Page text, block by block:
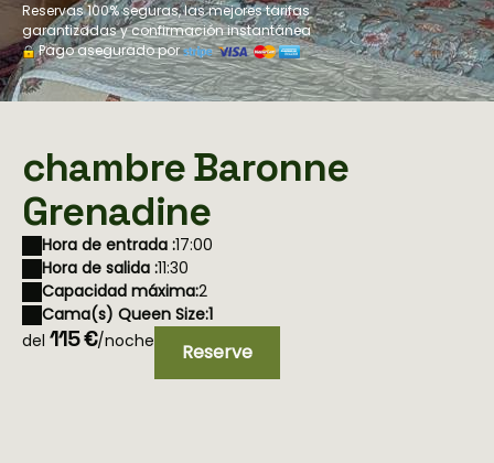
Reservas 100% seguras, las mejores tarifas
garantizadas y confirmación instantánea
Pago asegurado por
chambre Baronne
Grenadine
Hora de entrada :17:00
Hora de salida :11:30
Capacidad máxima:2
Cama(s) Queen Size:1
del 115 €/noche Reserve